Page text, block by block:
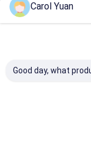
Sản Phẩm
Carol Yuan
Good day, what